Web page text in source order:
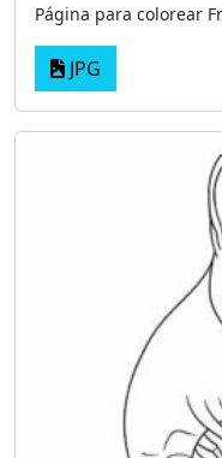
Página para colorear
JPG